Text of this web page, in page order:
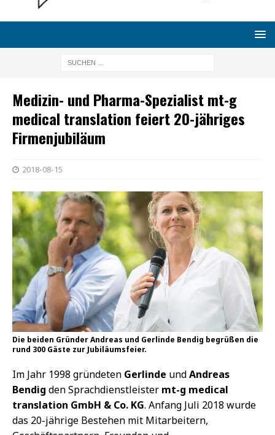
Medizin- und Pharma-Spezialist mt-g
medical translation feiert 20-jähriges
Firmenjubiläum
2018-08-15
Die beiden Gründer Andreas und Gerlinde Bendig begrüßen die
rund 300 Gäste zur Jubiläumsfeier.
Im Jahr 1998 gründeten Gerlinde undAndreas
Bendig den Sprachdienstleister mt-g medical
translation GmbH & Co. KG. Anfang Juli 2018 wurde
das 20-jährige Bestehen mit Mitarbeitern,